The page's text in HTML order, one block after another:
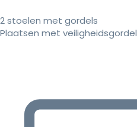
2 stoelen met gordels
Plaatsen met veiligheidsgordel